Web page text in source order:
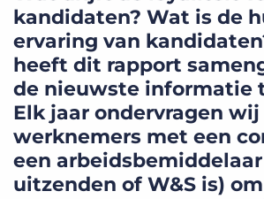
kandidaten? Wat is de
ervaring van
heeft dit rapport
de nieuwste informatie
Elk jaar ondervragen wij
werknemers met een
een
uitzenden of W&S is)